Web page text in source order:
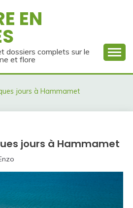
EN
dossiers complets sur le
et flore
jours à Hammamet
jours à Hammamet